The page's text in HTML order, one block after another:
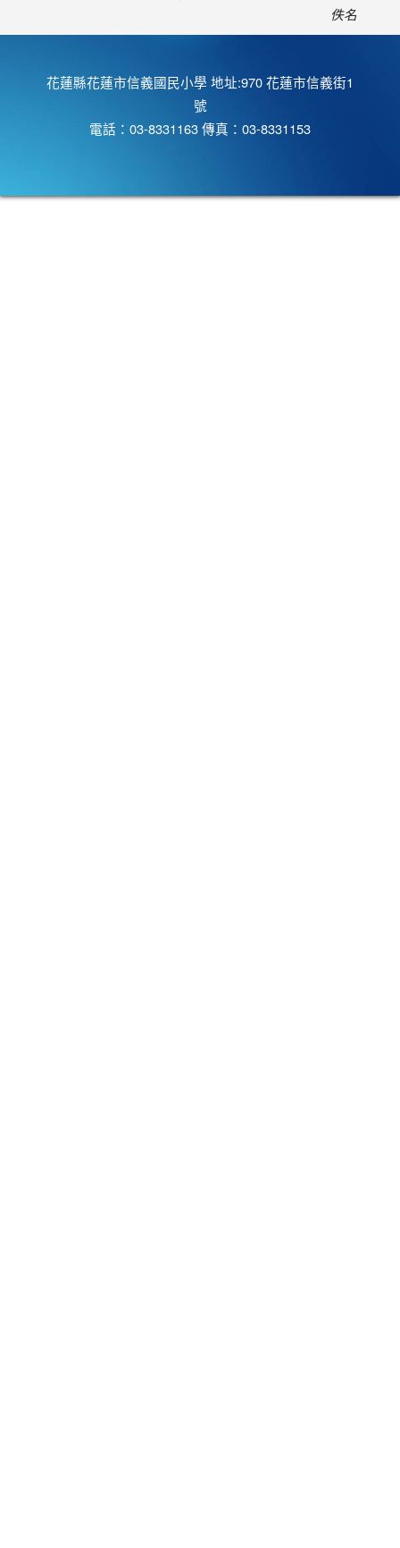
佚名
花蓮縣花蓮市信義國民小學 地址:970 花蓮市信義街1
號
電話：03-8331163 傳真：03-8331153